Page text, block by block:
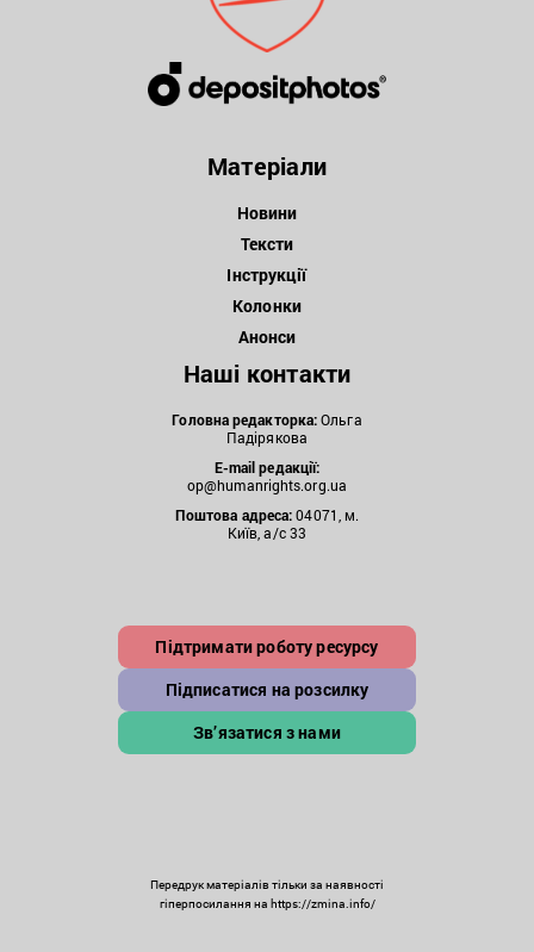
Матеріали
Новини
Тексти
Інструкції
Колонки
Анонси
Наші контакти
Головна редакторка:Ольга
Падірякова
E-mail редакції:
op@humanrights.org.ua
Поштова адреса:04071, м.
Київ, а/с 33
Підтримати роботу ресурсу
Підписатися на розсилку
Зв’язатися з нами
Передрук матеріалів тільки за наявності
гіперпосилання на https://zmina.info/